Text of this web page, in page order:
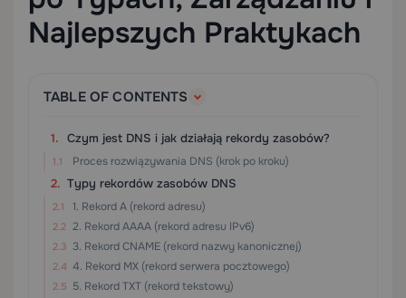
Najlepszych Praktykach
TABLE OF CONTENTS
Czym jest DNS i jak działają rekordy zasobów?
Proces rozwiązywania DNS (krok po kroku)
Typy rekordów zasobów DNS
1. Rekord A (rekord adresu)
2. Rekord AAAA (rekord adresu IPv6)
3. Rekord CNAME (rekord nazwy kanonicznej)
4. Rekord MX (rekord serwera pocztowego)
5. Rekord TXT (rekord tekstowy)